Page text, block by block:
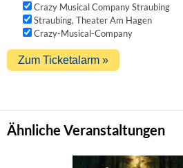
Crazy Musical Company Straubing
Straubing, Theater Am Hagen
Crazy-Musical-Company
Ähnliche Veranstaltungen